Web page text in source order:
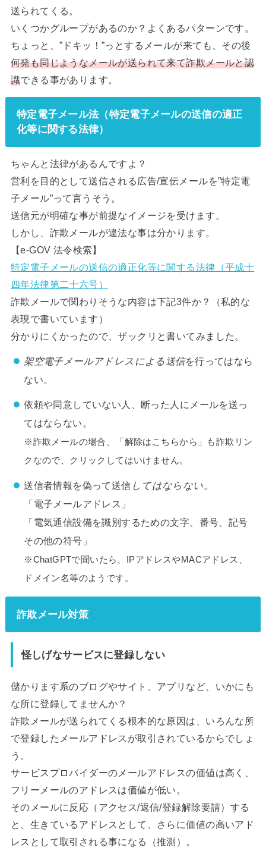
送られてくる。
いくつかグループがあるのか？よくあるパターンです。
ちょっと、”ドキッ！”っとするメールが来ても、その後
何発も同じようなメールが送られて来て詐欺メールと認
識できる事があります。
特定電子メール法（特定電子メールの送信の適正
化等に関する法律）
ちゃんと法律があるんですよ？
営利を目的として送信される広告/宣伝メールを”特定電
子メール”って言うそう。
送信元が明確な事が前提なイメージを受けます。
しかし、詐欺メールが違法な事は分かります。
【e-GOV 法令検索】
特定電子メールの送信の適正化等に関する法律（平成十
四年法律第二十六号）
詐欺メールで関わりそうな内容は下記3件か？（私的な
表現で書いています）
分かりにくかったので、ザックリと書いてみました。
架空電子メールアドレスによる送信を行ってはなら
ない。
依頼や同意していない人、断った人にメールを送っ
てはならない。
※詐欺メールの場合、「解除はこちらから」も詐欺リン
クなので、クリックしてはいけません。
送信者情報を偽って送信 してはならない。
「電子メールアドレス」
「電気通信設備を識別するための文字、番号、記号
その他の符号」
※ChatGPTで聞いたら、IPアドレスやMACアドレス、
ドメイン名等のようです。
詐欺メール対策
怪しげなサービスに登録しない
儲かります系のブログやサイト、アプリなど、いかにも
な所に登録してませんか？
詐欺メールが送られてくる根本的な原因は、いろんな所
で登録したメールアドレスが取引されているからでしょ
う。
サービスプロバイダーのメールアドレスの価値は高く、
フリーメールのアドレスは価値が低い。
そのメールに反応（アクセス/返信/登録解除要請）する
と、生きているアドレスとして、さらに価値の高いアド
レスとして取引される事になる（推測）。